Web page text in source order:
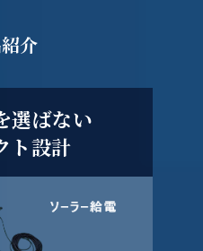
介
選ばない
ト設計